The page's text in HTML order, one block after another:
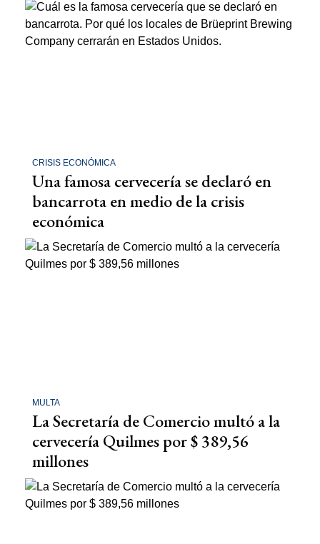
CRISIS ECONÓMICA
Una famosa cervecería se declaró en
bancarrota en medio de la crisis
económica
MULTA
La Secretaría de Comercio multó a la
cervecería Quilmes por $ 389,56
millones